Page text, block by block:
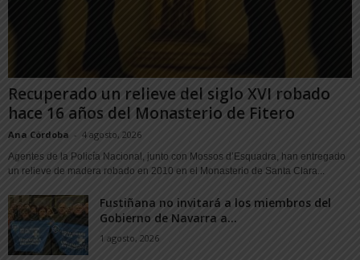
Recuperado un relieve del siglo XVI robado
hace 16 años del Monasterio de Fitero
Ana Córdoba - 4 agosto, 2026
Agentes de la Policía Nacional, junto con Mossos d’Esquadra, han entregado
un relieve de madera robado en 2010 en el Monasterio de Santa Clara...
Fustiñana no invitará a los miembros del
Gobierno de Navarra a...
1 agosto, 2026